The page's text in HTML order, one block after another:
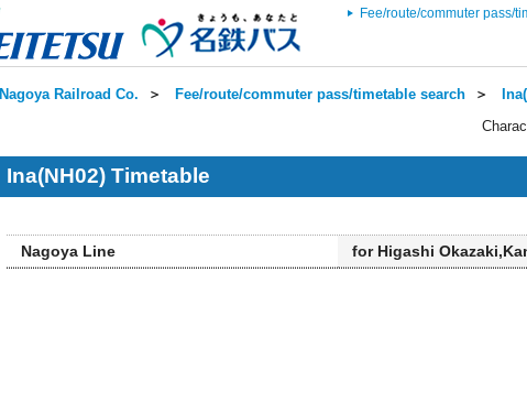
Fee/route/commuter pass/
Nagoya Railroad Co. ＞ Fee/route/commuter pass/timetable search ＞
Ina(NH02) Timetable
Nagoya Line for Higashi